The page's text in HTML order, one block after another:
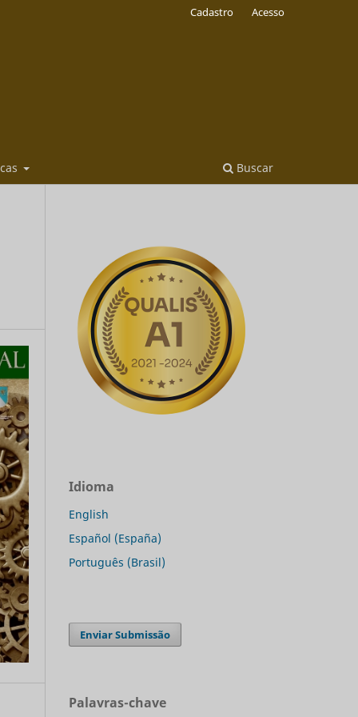
Buscar
Cadastro Acesso
Idioma
English
Español (España)
Português (Brasil)
Enviar Submissão
Palavras-chave